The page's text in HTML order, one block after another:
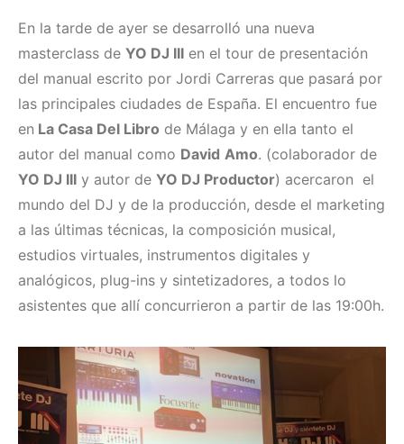
En la tarde de ayer se desarrolló una nueva
masterclass de YO DJ III en el tour de presentación
del manual escrito por Jordi Carreras que pasará por
las principales ciudades de España. El encuentro fue
en La Casa Del Libro de Málaga y en ella tanto el
autor del manual como David Amo. (colaborador de
YO DJ III y autor de YO DJ Productor) acercaron el
mundo del DJ y de la producción, desde el marketing
a las últimas técnicas, la composición musical,
estudios virtuales, instrumentos digitales y
analógicos, plug-ins y sintetizadores, a todos lo
asistentes que allí concurrieron a partir de las 19:00h.